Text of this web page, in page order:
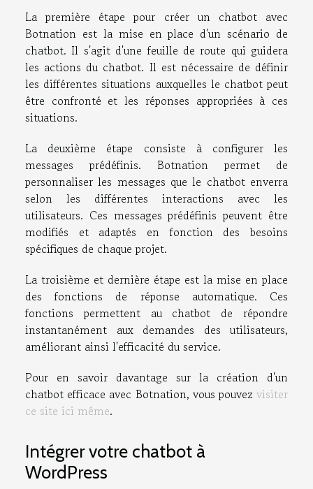
La première étape pour créer un chatbot avec
Botnation est la mise en place d'un scénario de
chatbot. Il s'agit d'une feuille de route qui guidera
les actions du chatbot. Il est nécessaire de définir
les différentes situations auxquelles le chatbot peut
être confronté et les réponses appropriées à ces
situations.
La deuxième étape consiste à configurer les
messages prédéfinis. Botnation permet de
personnaliser les messages que le chatbot enverra
selon les différentes interactions avec les
utilisateurs. Ces messages prédéfinis peuvent être
modifiés et adaptés en fonction des besoins
spécifiques de chaque projet.
La troisième et dernière étape est la mise en place
des fonctions de réponse automatique. Ces
fonctions permettent au chatbot de répondre
instantanément aux demandes des utilisateurs,
améliorant ainsi l'efficacité du service.
Pour en savoir davantage sur la création d'un
chatbot efficace avec Botnation, vous pouvez visiter
ce site ici même.
Intégrer votre chatbot à
WordPress